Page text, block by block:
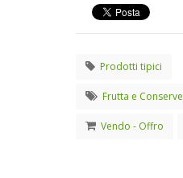
Prodotti tipici
Frutta e Conserve
Vendo - Offro